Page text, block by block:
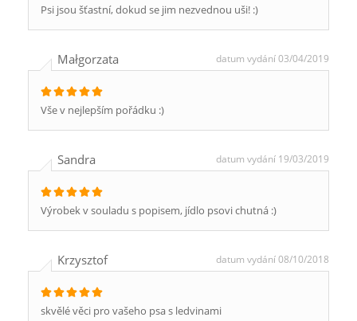
Psi jsou šťastní, dokud se jim nezvednou uši! :)
Małgorzata datum vydání 03/04/2019
Vše v nejlepším pořádku :)
Sandra datum vydání 19/03/2019
Výrobek v souladu s popisem, jídlo psovi chutná :)
Krzysztof datum vydání 08/10/2018
skvělé věci pro vašeho psa s ledvinami